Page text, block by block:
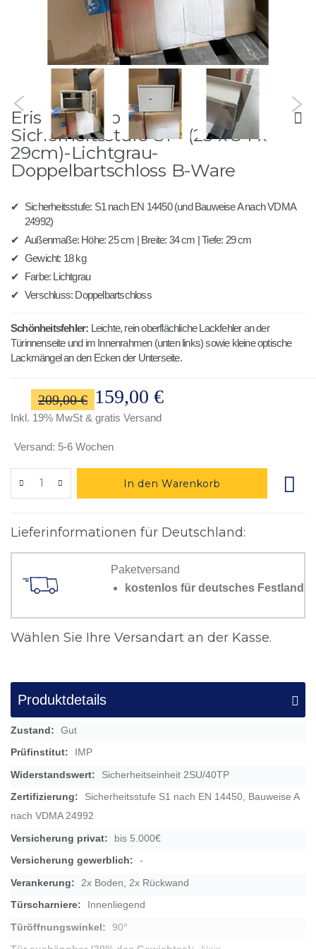
Zum
Anfang
der
Bildergalerie
springen
Eris 25 - Möbeltresor
Sicherheitsstufe S1 - (25 x 34 x
29cm)-Lichtgrau-
Doppelbartschloss B-Ware
✔ Sicherheitsstufe: S1 nach EN 14450 (und Bauweise A nach VDMA
24992)
✔ Außenmaße: Höhe: 25 cm | Breite: 34 cm | Tiefe: 29 cm
✔ Gewicht: 18 kg
✔ Farbe: Lichtgrau
✔ Verschluss: Doppelbartschloss
Schönheitsfehler: Leichte, rein oberflächliche Lackfehler an der
Türinnenseite und im Innenrahmen (unten links) sowie kleine optische
Lackmängel an den Ecken der Unterseite.
209,00 € Sonderangebot
159,00 €
Inkl. 19% MwSt & gratis Versand
Versand: 5-6 Wochen
In den Warenkorb
Lieferinformationen für Deutschland:
Paketversand
kostenlos für deutsches Festland
Wählen Sie Ihre Versandart an der Kasse.
Produktdetails
Mehr
Gut
IMP
Sicherheitseinheit 2SU/40TP
Sicherheitsstufe S1 nach EN 14450, Bauweise A
nach VDMA 24992
bis 5.000€
-
2x Boden, 2x Rückwand
Innenliegend
90°